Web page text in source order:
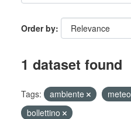
Order by
1 dataset found
Tags: ambiente meteo
bollettino